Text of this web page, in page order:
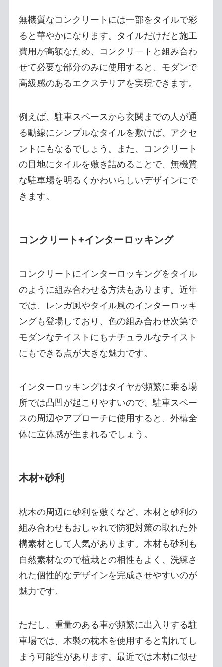
無機質なコンクリートには一部をタイルで彩
ると華やかになります。タイルだけだと施工
費用が高額なため、コンクリートと組み合わ
せて必要な部分のみに使用すると、モダンで
高級感のあるエクステリアを実現できます。
例えば、駐車スペースから玄関までの人が通
る動線にシンプルなタイルを敷けば、アクセ
ントにもなるでしょう。また、コンクリート
の目地にタイルを敷き詰めることで、無機質
な駐車場を明るくかわいらしいデザインにで
きます。
コンクリート+インターロッキング
コンクリートにインターロッキングをタイル
のように組み合わせる方法もあります。近年
では、レンガ風やタイル風のインターロッキ
ングも登場しており、色の組み合わせ次第で
モダンなテイストにもナチュラルなテイスト
にもできる点が大きな魅力です。
インターロッキングはタイヤが頻繁に乗る場
所では凸凹が起こりやすいので、駐車スペー
スの周辺やアプローチに使用すると、外構全
体に立体感が生まれるでしょう。
木材+砂利
枕木の周辺に砂利を敷くなど、木材と砂利の
組み合わせもおしゃれで防犯対策の取れた外
構素材として人気があります。木材も砂利も
自然素材なので植栽との相性もよく、洗練さ
れた個性的なデザインを完成させやすいのが
魅力です。
ただし、重量のある車が頻繁に出入りする駐
車場では、木製の枕木を使用すると割れてし
まう可能性があります。最近では木材に似せ